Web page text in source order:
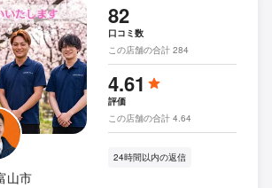
山市
82
口コミ数
この店舗の合計 284
4.61
評価
この店舗の合計 4.64
24時間以内の返信